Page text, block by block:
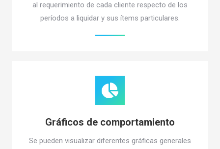
al requerimiento de cada cliente respecto de los
períodos a liquidar y sus ítems particulares.
Gráficos de comportamiento
Se pueden visualizar diferentes gráficas generales